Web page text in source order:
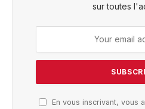
sur toutes
En vous inscrivant, vous